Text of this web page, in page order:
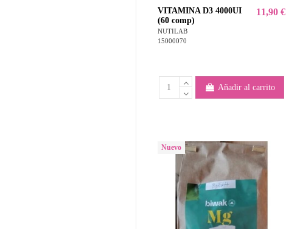
VITAMINA D3 4000UI
(60 comp)
NUTILAB
15000070
11,90 €
Añadir al carrito
Nuevo